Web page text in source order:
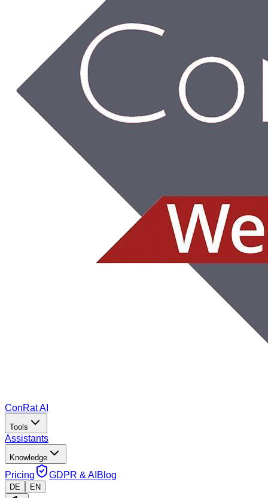
ConRat AI
Tools
Assistants
Knowledge
Pricing GDPR & AI Blog
DE EN